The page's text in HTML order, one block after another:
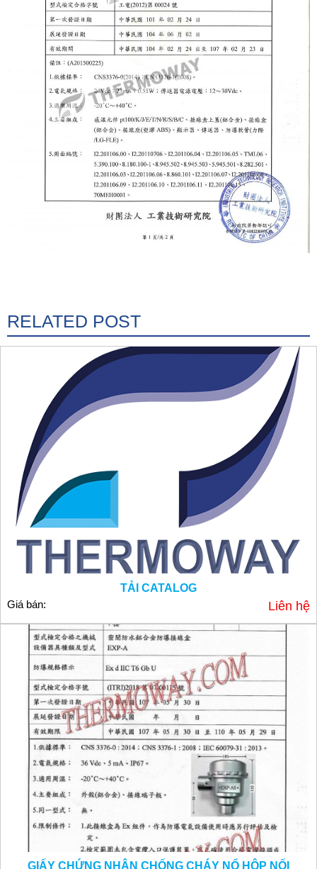
RELATED POST
TẢI CATALOG
Giá bán:
Liên hệ
GIẤY CHỨNG NHẬN CHỐNG CHÁY NỔ HỘP NỐI